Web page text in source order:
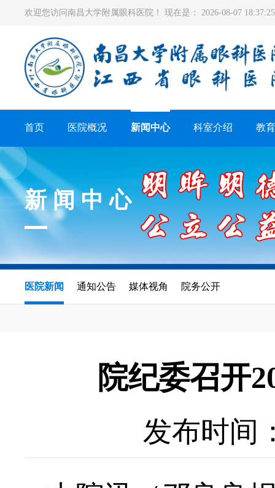
欢迎您访问南昌大学附属眼科医院！ 现在是： 2026-08-07
首页 医院概况 新闻中心 科室介绍 教
新闻中心
医院新闻 通知公告 媒体视角 院务公开
院纪委召开
发布时间